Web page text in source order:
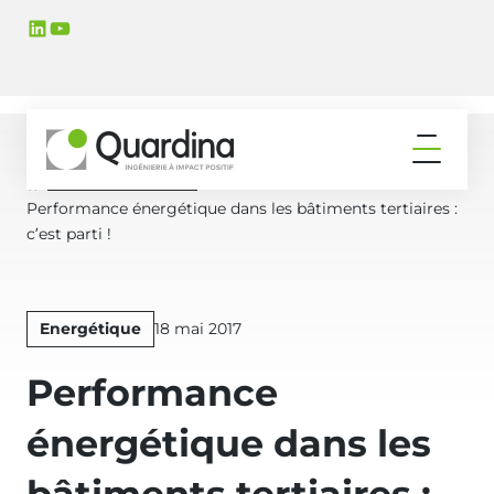
LinkedIn
YouTube
Ouvrir
Accueil
Performance énergétique dans les bâtiments tertiaires :
c’est parti !
Energétique
Publié
le
18 mai 2017
Performance
énergétique dans les